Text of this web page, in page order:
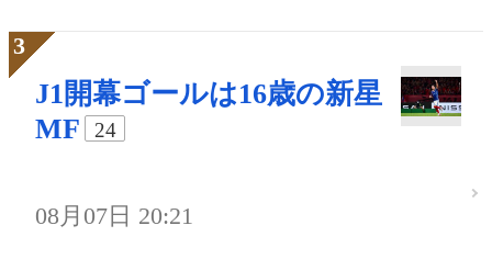
J1開幕ゴールは16歳の新星
MF
24
08月07日 20:21